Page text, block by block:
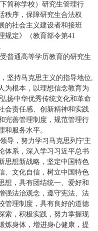
简称学校）研究生管理行
秩序，保障研究生合法权
的社会主义建设者和接班
规定》（教育部令第41
普通高等学历教育的研究生
坚持马克思主义的指导地位,
为根本，以理想信念教育为
扬中华优秀传统文化和革命
会责任感、创新精神和实践
完善管理制度，规范管理行
和服务水平。
导，努力学习马克思列宁主
体系，深入学习习近平总书
思想新战略，坚定中国特色
、文化自信，树立中国特色
想，具有团结统一、爱好和
强法治观念，遵守宪法、法
管理制度，具有良好的道德
索，积极实践，努力掌握现
炼身体，增进身心健康，提